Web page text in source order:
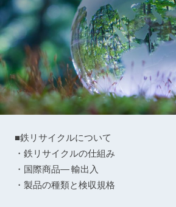
■鉄リサイクルについて
・鉄リサイクルの仕組み
・国際商品― 輸出入
・製品の種類と検収規格